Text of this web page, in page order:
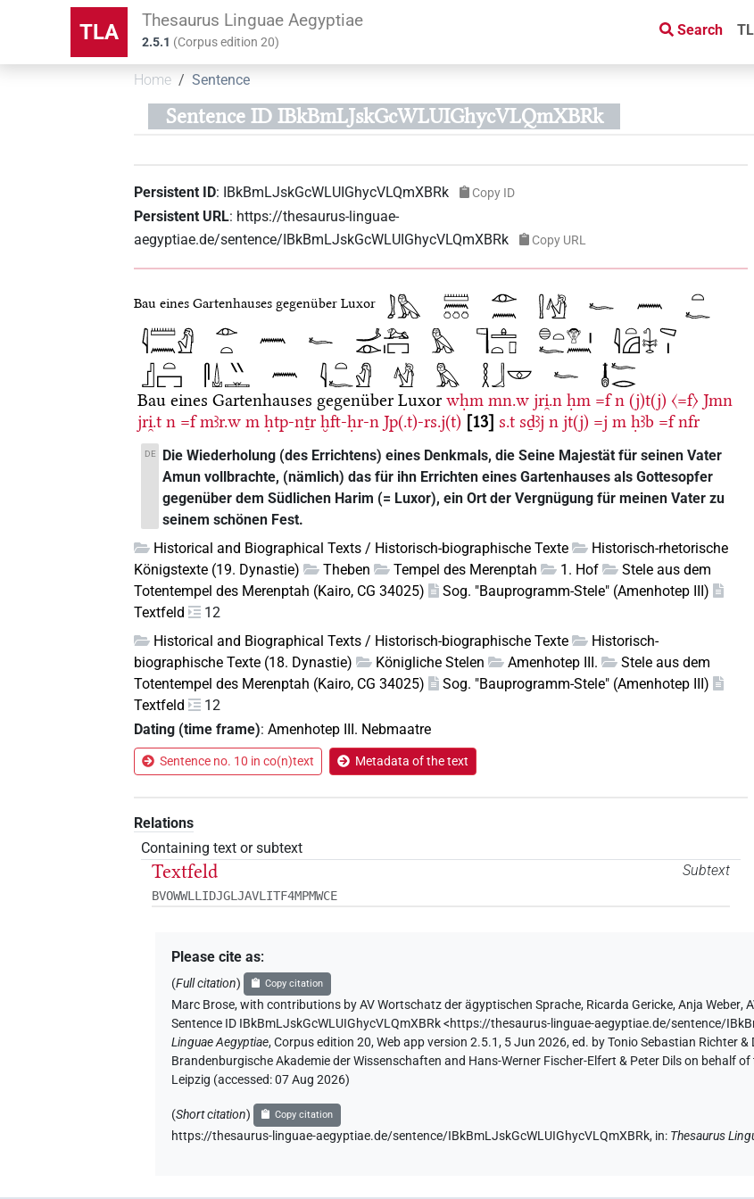
TLA Thesaurus Linguae Aegyptiae
2.5.1 (Corpus edition20)
Search
Home Sentence
Sentence ID IBkBmLJskGcWLUIGhycVLQmXBRk
Persistent ID: IBkBmLJskGcWLUIGhycVLQmXBRk Copy ID
Persistent URL: https://thesaurus-linguae-
aegyptiae.de/sentence/IBkBmLJskGcWLUIGhycVLQmXBRk
Copy URL
Bau eines Gartenhauses gegenüber Luxor
Bau eines Gartenhauses gegenüber Luxor wḥm mn.w jri̯.n ḥm =f n (j)t(j) 〈=f〉 Jmn
jri̯.t n =f mꜣr.w m ḥtp-nṯr ḫft-ḥr-n Jp(.t)-rs.j(t) 13 s.t sḏꜣj n jt(j) =j m ḥꜣb =f nfr
DE
Die Wiederholung (des Errichtens) eines Denkmals, die Seine Majestät für seinen Vater
Amun vollbrachte, (nämlich) das für ihn Errichten eines Gartenhauses als Gottesopfer
gegenüber dem Südlichen Harim (= Luxor), ein Ort der Vergnügung für meinen Vater zu
seinem schönen Fest.
Historical and Biographical Texts / Historisch-biographische Texte
Historisch-rhetorische
Königstexte (19. Dynastie)
Theben Tempel des Merenptah 1. Hof
Stele aus dem
Totentempel des Merenptah (Kairo, CG 34025)
Sog. "Bauprogramm-Stele" (Amenhotep III)
Textfeld
12
Historical and Biographical Texts / Historisch-biographische Texte
Historisch-
biographische Texte (18. Dynastie)
Königliche Stelen Amenhotep III.
Stele aus dem
Totentempel des Merenptah (Kairo, CG 34025)
Sog. "Bauprogramm-Stele" (Amenhotep III)
Textfeld
12
Dating (time frame):Amenhotep III. Nebmaatre
Sentence no. 10 in co(n)text Metadata of the text
Relations
Containing text or subtext
Subtext
Textfeld
BVOWWLLIDJGLJAVLITF4MPMWCE
Please cite as:
(Full citation) Copy citation
Marc Brose,with contributions by AV Wortschatz der ägyptischen Sprache, Ricarda Gericke,Anja Weber,
Sentence ID IBkBmLJskGcWLUIGhycVLQmXBRk <https://thesaurus-linguae-aegyptiae.de/sentence/
Linguae Aegyptiae,Corpus edition 20, Web app version 2.5.1, 5 Jun 2026, ed. by Tonio Sebastian Richter
Brandenburgische Akademie der Wissenschaften and Hans-Werner Fischer-Elfert & Peter Dils on behalf
Leipzig (accessed:07 Aug 2026)
(Short citation) Copy citation
https://thesaurus-linguae-aegyptiae.de/sentence/IBkBmLJskGcWLUIGhycVLQmXBRk, in: Thesaurus